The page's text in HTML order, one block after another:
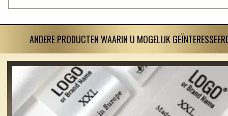
ANDERE PRODUCTEN WAARIN U MOGELIJK